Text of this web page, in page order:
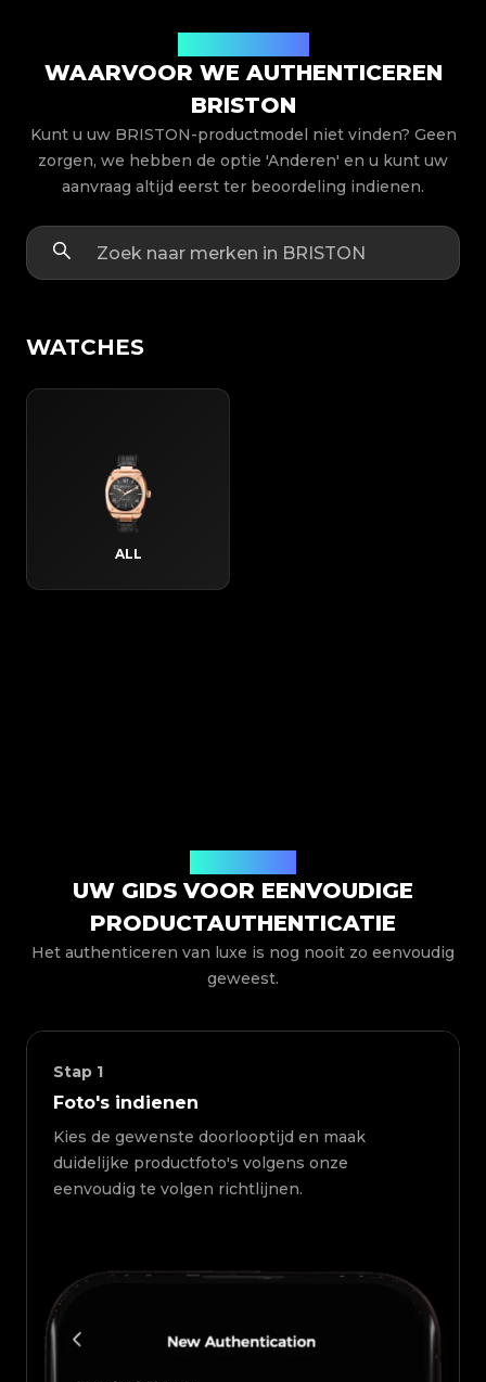
WAARVOOR WE AUTHENTICEREN
BRISTON
Kunt u uw BRISTON-productmodel niet vinden? Geen
zorgen, we hebben de optie 'Anderen' en u kunt uw
aanvraag altijd eerst ter beoordeling indienen.
WATCHES
ALL
UW GIDS VOOR EENVOUDIGE
PRODUCTAUTHENTICATIE
Het authenticeren van luxe is nog nooit zo eenvoudig
geweest.
Stap 1
Foto's indienen
Kies de gewenste doorlooptijd en maak
duidelijke productfoto's volgens onze
eenvoudig te volgen richtlijnen.